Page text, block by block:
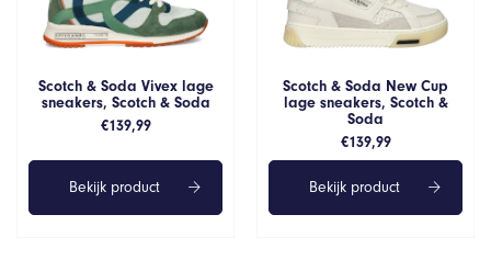
Scotch & Soda Vivex lage
sneakers, Scotch & Soda
€139,99
Bekijk product
Scotch & Soda New Cup
lage sneakers, Scotch &
Soda
€139,99
Bekijk product